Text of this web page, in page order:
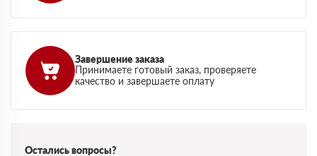
Завершение заказа
Принимаете готовый заказ, проверяете
качество и завершаете оплату
Остались вопросы?